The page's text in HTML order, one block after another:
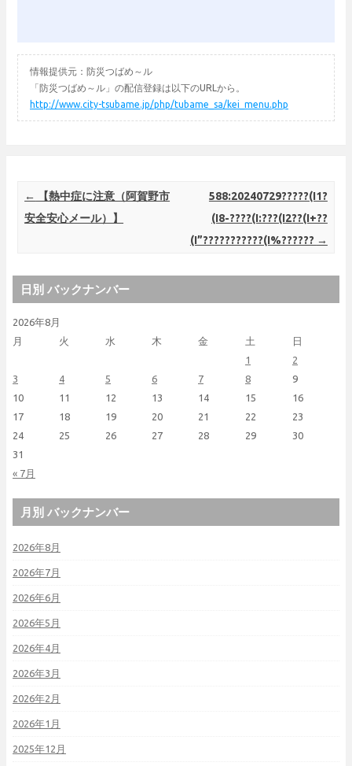
情報提供元：防災つばめ～ル
「防災つばめ～ル」の配信登録は以下のURLから。
http://www.city-tsubame.jp/php/tubame_sa/kei_menu.php
Post navigation
←
【熱中症に注意（阿賀野市
安全安心メール）】
588:20240729?????(I1?
(I8-????(I:???(I2??(I+??
(I”???????????(I%?????? →
日別 バックナンバー
2026年8月
月
火 水 木 金 土 日
« 7月
1
2
3
4 5 6 7 8
9
10
11 12 13 14 15
16
17
18 19 20 21 22
23
24
25 26 27 28 29
30
31
月別 バックナンバー
2026年8月
2026年7月
2026年6月
2026年5月
2026年4月
2026年3月
2026年2月
2026年1月
2025年12月